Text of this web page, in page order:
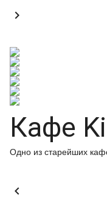

Кафе
Одно из старейших
